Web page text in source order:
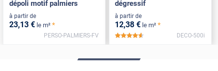
dépoli motif palmiers
à partir de
23,13 € le m² *
PERSO-PALMIERS-FV
dégressif
à partir de
12,38 € le m² *
*****
DECO-500i